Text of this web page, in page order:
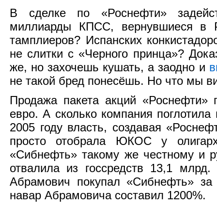
В сделке по «Роснефти»
миллиарды КПСС, вернувшиеся в
тамплиеров? Испанских
не слитки с «Черного принца»?
же, но захочешь кушать, а заодно и
не такой бред понесёшь. Но что мы
Продажа пакета акций
евро. А сколько компания
2005 году власть, создавая
просто отобрала ЮКОС у
«Сибнефть» такому же честному и
отвалила из госсредств 13,1
Абрамович покупал «Сибнефть»
навар Абрамовича составил 1200%.